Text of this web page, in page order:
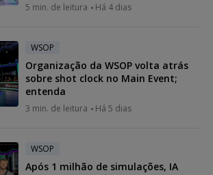
5 min. de leitura Há 4 dias
WSOP
Organização da WSOP volta atrás
sobre shot clock no Main Event;
entenda
3 min. de leitura Há 5 dias
WSOP
Após 1 milhão de simulações, IA